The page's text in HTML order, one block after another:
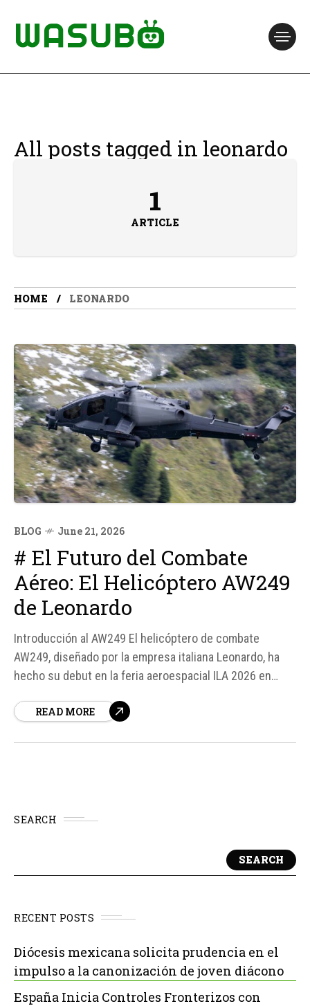
All posts tagged in leonardo
1
ARTICLE
HOME LEONARDO
BLOG June 21, 2026
# El Futuro del Combate
Aéreo: El Helicóptero AW249
de Leonardo
Introducción al AW249 El helicóptero de combate
AW249, diseñado por la empresa italiana Leonardo, ha
hecho su debut en la feria aeroespacial ILA 2026 en
veterano AW129 Mangusta y ha sido diseñado para
READ MORE
SEARCH
SEARCH
RECENT POSTS
Diócesis mexicana solicita prudencia en el
impulso a la canonización de joven diácono
España Inicia Controles Fronterizos con